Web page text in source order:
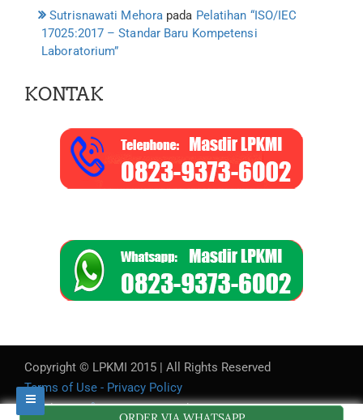
Sutrisnawati Mehora pada Pelatihan “ISO/IEC
17025:2017 – Standar Baru Kompetensi
Laboratorium”
KONTAK
Copyright © LPKMI 2015 | All Rights Reserved
Terms of Use - Privacy Policy
WordPress
SEOPress ProTheme